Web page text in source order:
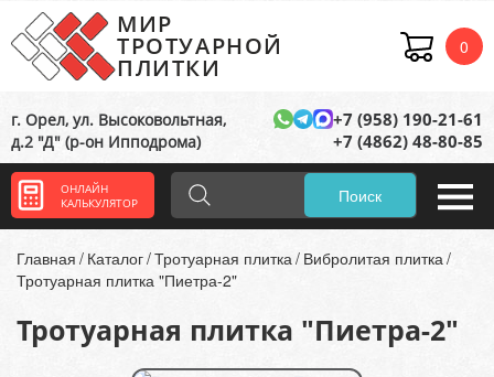
МИР
ТРОТУАРНОЙ
ПЛИТКИ
г. Орел, ул. Высоковольтная,
д.2 "Д" (р-он Ипподрома)
+7 (958) 190-21-61
+7 (4862) 48-80-85
ОНЛАЙН
КАЛЬКУЛЯТОР
0
Поиск
Главная Каталог Тротуарная плитка Вибролитая плитка
Тротуарная плитка "Пиетра-2"
Тротуарная плитка "Пиетра-2"